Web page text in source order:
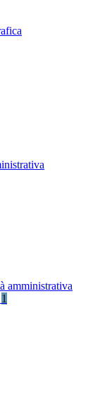
amministrativa
1